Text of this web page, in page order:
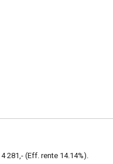
4 281,- (Eff. rente 14.14%).